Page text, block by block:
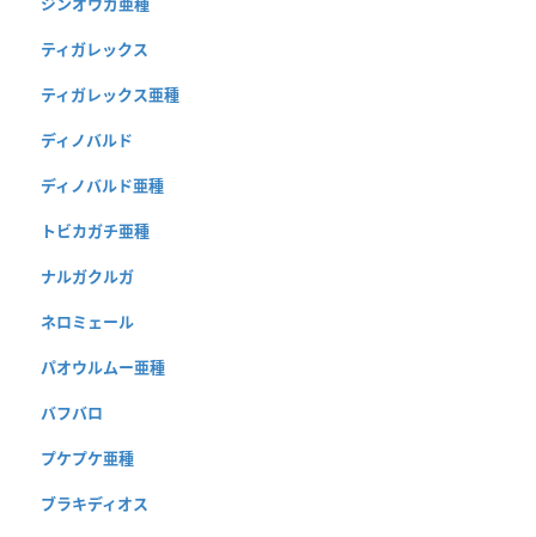
ティガレックス
ティガレックス亜種
ディノバルド
ディノバルド亜種
トビカガチ亜種
ナルガクルガ
ネロミェール
パオウルムー亜種
バフバロ
プケプケ亜種
ブラキディオス